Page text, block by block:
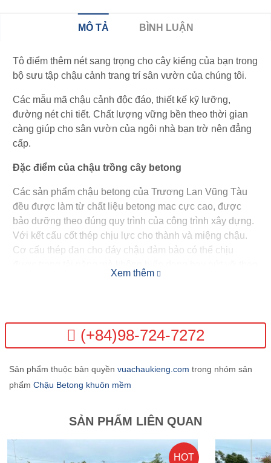
MÔ TẢ BÌNH LUẬN
Tô điểm thêm nét sang trọng cho cây kiểng của bạn trong
bộ sưu tập chậu cảnh trang trí sân vườn của chúng tôi.
Các mẫu mã chậu cảnh độc đáo, thiết kế kỹ lưỡng,
đường nét chi tiết. Chất lượng vững bền theo thời gian
càng giúp cho sân vườn của ngôi nhà bạn trờ nên đẳng
cấp.
Đặc điểm của chậu trồng cây betong
Các sản phẩm chậu betong của Trương Lan Vũng Tàu
đều được làm từ chất liệu betong mac cực cao, được
bảo dưỡng theo đúng quy trình của công trình xây dựng.
Với kết cấu cốt thép chịu lực cho thành và miệng chậu.
Cơ cấu thép đan cho đáy chậu đảm bảo có thể chịu
Chiều dài lọt lòng 2m20cm, chiều rộng lọt
lòng 1m80.
Xem thêm
(+84)98-724-7272
Sản phẩm thuộc bản quyền vuachaukieng.com trong nhóm sản
phẩm Chậu Betong khuôn mềm
SẢN PHẨM LIÊN QUAN
HOT